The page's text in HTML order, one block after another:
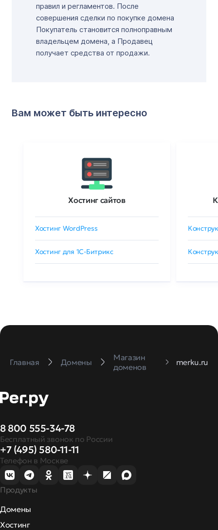
правил и регламентов. После
совершения сделки по покупке домена
Покупатель становится полноправным
владельцем домена, а Продавец
получает средства от продажи.
Вам может быть интересно
Хостинг сайтов
Хостинг WordPress
Хостинг для 1C-Битрикс
Главная Домены
Магазин
доменов
merku.ru
8 800 555-34-78
Бесплатный звонок по России
+7 (495) 580-11-11
Телефон в Москве
Продукты
Домены
Хостинг